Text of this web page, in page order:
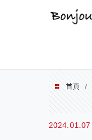
首頁 /
2024.01.07